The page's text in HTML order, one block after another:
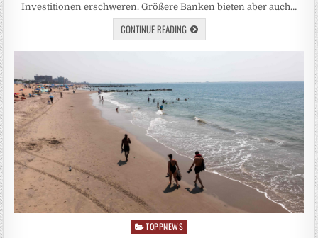
Investitionen erschweren. Größere Banken bieten aber auch…
CONTINUE READING
Posted
TOPPNEWS